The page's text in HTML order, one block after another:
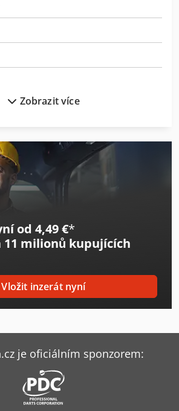
Zobrazit více
od 4,49 €*
11 milionů kupujících
Vložit inzerát nyní
je oficiálním sponzorem: